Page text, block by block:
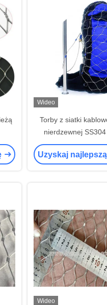
Wideo
Torby z siatki
nierdzewnej SS304
czarne oksydowane,
do celów
Uzyskaj
Wideo